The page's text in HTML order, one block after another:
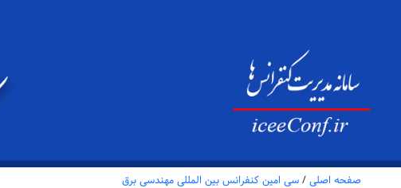
صفحه اصلی / سی امین کنفرانس بین المللی مهندسی برق